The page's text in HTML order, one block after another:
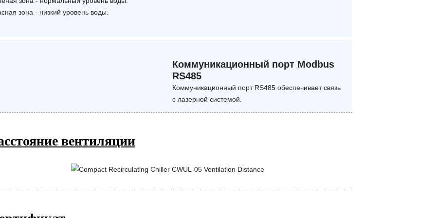
зона - низкий уровень воды.
Коммуникационный порт Modbus
RS485
Коммуникационный порт RS485 обеспечивает связь
с лазерной системой.
вентиляции